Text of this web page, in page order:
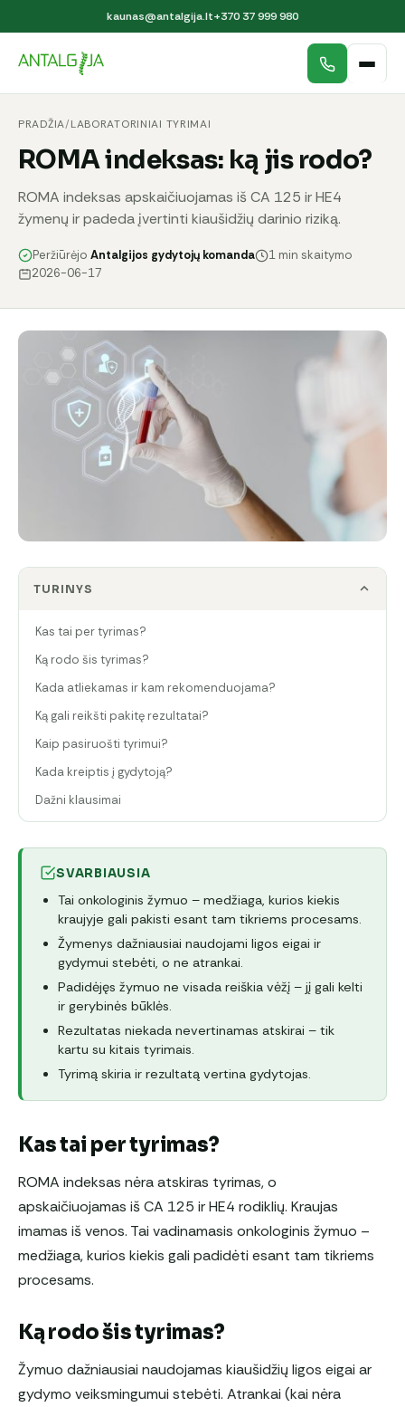
kaunas@antalgija.lt+370 37 999 980
PRADŽIA/LABORATORINIAI TYRIMAI
ROMA indeksas: ką jis rodo?
ROMA indeksas apskaičiuojamas iš CA 125 ir HE4
žymenų ir padeda įvertinti kiaušidžių darinio riziką.
Peržiūrėjo Antalgijos gydytojų komanda
1 min skaitymo
2026-06-17
TURINYS
Kas tai per tyrimas?
Ką rodo šis tyrimas?
Kada atliekamas ir kam rekomenduojama?
Ką gali reikšti pakitę rezultatai?
Kaip pasiruošti tyrimui?
Kada kreiptis į gydytoją?
Dažni klausimai
SVARBIAUSIA
Tai onkologinis žymuo – medžiaga, kurios kiekis
kraujyje gali pakisti esant tam tikriems procesams.
Žymenys dažniausiai naudojami ligos eigai ir
gydymui stebėti, o ne atrankai.
Padidėjęs žymuo ne visada reiškia vėžį – jį gali kelti
ir gerybinės būklės.
Rezultatas niekada nevertinamas atskirai – tik
kartu su kitais tyrimais.
Tyrimą skiria ir rezultatą vertina gydytojas.
Kas tai per tyrimas?
ROMA indeksas nėra atskiras tyrimas, o
apskaičiuojamas iš CA 125 ir HE4 rodiklių. Kraujas
imamas iš venos. Tai vadinamasis onkologinis žymuo –
medžiaga, kurios kiekis gali padidėti esant tam tikriems
procesams.
Ką rodo šis tyrimas?
Žymuo dažniausiai naudojamas kiaušidžių ligos eigai ar
gydymo veiksmingumui stebėti. Atrankai (kai nėra